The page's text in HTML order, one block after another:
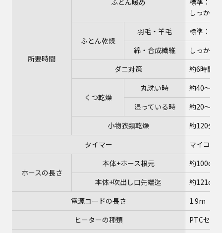
所要時間
ふとん暖め
標準：20
しっかり
ふとん乾燥
羽毛・羊毛
標準：60
綿・合成繊維
しっかり
ダニ対策
約6時間
くつ乾燥
丸洗い時
約40～60
湿っている時
約20～40
小物衣類乾燥
約120分
タイマー
マイコン
ホースの長さ
本体+ホース根元
約100cm
本体+吹出し口先端迄
約121cm
電源コードの長さ
1.9m
ヒーターの種類
PTCセラ